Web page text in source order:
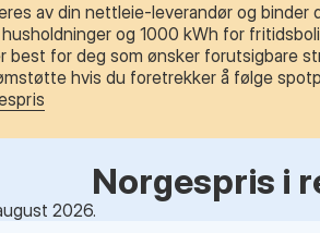
av din nettleie-leverandør og binder
og 1000 kWh for
best for deg som ønsker forutsigbare
hvis du foretrekker å følge
Norgespris i
2026.